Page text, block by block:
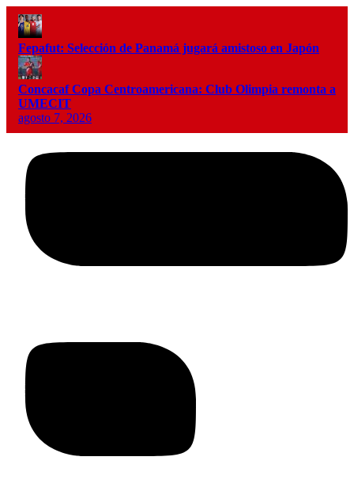
Fepafut: Selección de Panamá jugará amistoso en Japón
Concacaf Copa Centroamericana: Club Olimpia remonta a
UMECIT
agosto 7, 2026